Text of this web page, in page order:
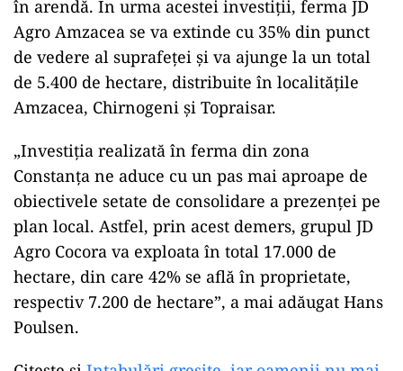
în arendă. În urma acestei investiţii, ferma JD
Agro Amzacea se va extinde cu 35% din punct
de vedere al suprafeţei şi va ajunge la un total
de 5.400 de hectare, distribuite în localităţile
Amzacea, Chirnogeni şi Topraisar.
„Investiţia realizată în ferma din zona
Constanţa ne aduce cu un pas mai aproape de
obiectivele setate de consolidare a prezenţei pe
plan local. Astfel, prin acest demers, grupul JD
Agro Cocora va exploata în total 17.000 de
hectare, din care 42% se află în proprietate,
respectiv 7.200 de hectare”, a mai adăugat Hans
Poulsen.